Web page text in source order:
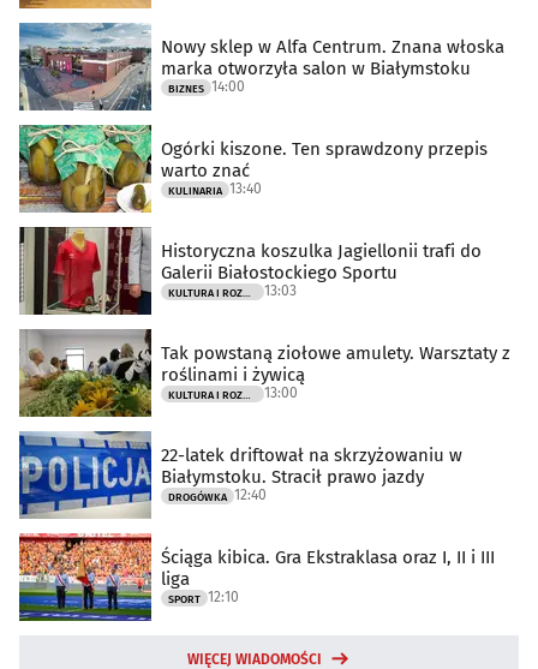
Nowy sklep w Alfa Centrum. Znana włoska
marka otworzyła salon w Białymstoku
BIZNES 14:00
Ogórki kiszone. Ten sprawdzony przepis
warto znać
KULINARIA 13:40
Historyczna koszulka Jagiellonii trafi do
Galerii Białostockiego Sportu
KULTURA I ROZRYWKA 13:03
Tak powstaną ziołowe amulety. Warsztaty z
roślinami i żywicą
KULTURA I ROZRYWKA 13:00
22-latek driftował na skrzyżowaniu w
Białymstoku. Stracił prawo jazdy
DROGÓWKA 12:40
Ściąga kibica. Gra Ekstraklasa oraz I, II i III
liga
SPORT 12:10
WIĘCEJ WIADOMOŚCI